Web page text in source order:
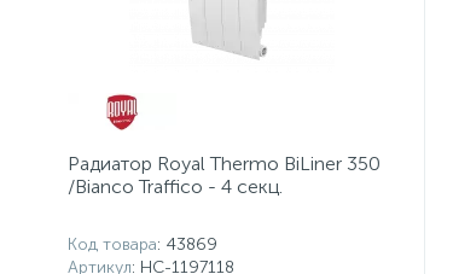
Радиатор Royal Thermo BiLiner 350
/Bianco Traffico - 4 секц.
Код товара: 43869
Артикул: НС-1197118